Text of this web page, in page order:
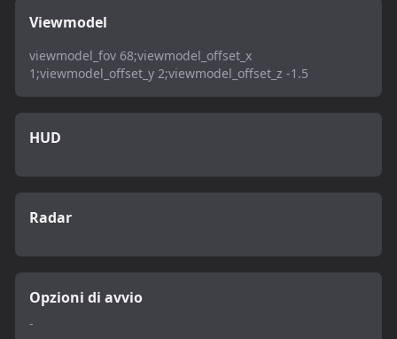
Viewmodel
viewmodel_fov 68;viewmodel_offset_x
1;viewmodel_offset_y 2;viewmodel_offset_z -1.5
HUD
Radar
Opzioni di avvio
-